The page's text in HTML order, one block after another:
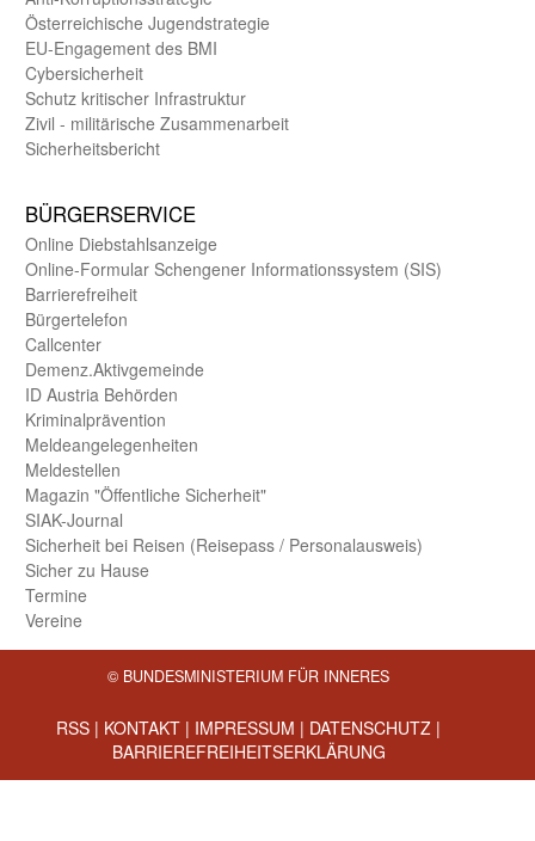
Öster­reichische Jugend­strategie
EU-Engagement des BMI
Cybersicherheit
Schutz kritischer Infra­struktur
Zivil - militärische Zusammen­arbeit
Sicherheits­bericht
BÜRGER­SERVICE
Online Diebstahls­anzeige
Online-Formular Schengener Informationssystem (SIS)
Barriere­freiheit
Bürger­telefon
Call­center
Demenz.Aktiv­gemeinde
ID Austria Behörden
Kriminal­prävention
Melde­an­ge­le­gen­heiten
Meld­estellen
Magazin "Öffentliche Sicherheit"
SIAK-Journal
Sicherheit bei Reisen (Reise­pass / Personal­ausweis)
Sicher zu Hause
Termine
Vereine
© BUNDESMINISTERIUM FÜR INNERES
RSS | KONTAKT | IMPRESSUM | DATENSCHUTZ |
BARRIEREFREIHEITSERKLÄRUNG